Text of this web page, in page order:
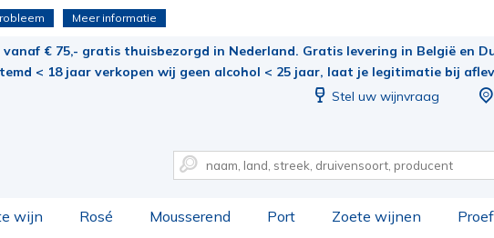
Meer informatie
€ 75,- gratis thuisbezorgd in Nederland. Gratis levering in België en
< 18 jaar verkopen wij geen alcohol < 25 jaar, laat je legitimatie bij
Stel uw wijnvraag
wijn Rosé Mousserend Port Zoete wijnen